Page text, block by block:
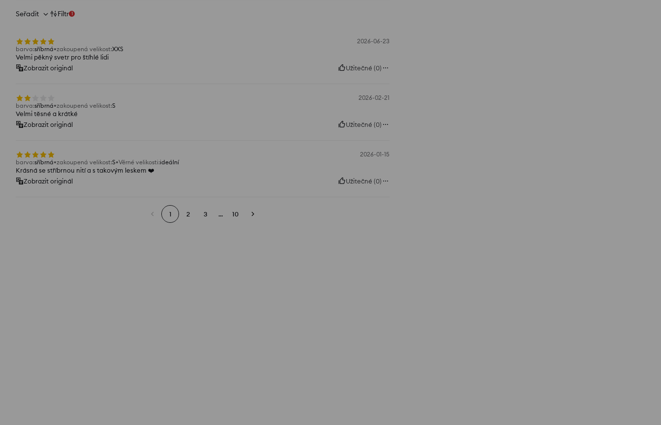
Seřadit Filtr 1
2026-06-23
barva:sříbrná zakoupená velikost:XXS
Velmi pěkný svetr pro štíhlé lidi
Zobrazit originál
Užitečné (0)
2026-02-21
barva:sříbrná zakoupená velikost:S
Velmi těsné a krátké
Zobrazit originál
Užitečné (0)
2026-01-15
barva:sříbrná zakoupená velikost:S Věrné velikosti:ideální
Krásná se stříbrnou nití a s takovým leskem ❤️
Zobrazit originál
Užitečné (0)
1 2 3 ... 10